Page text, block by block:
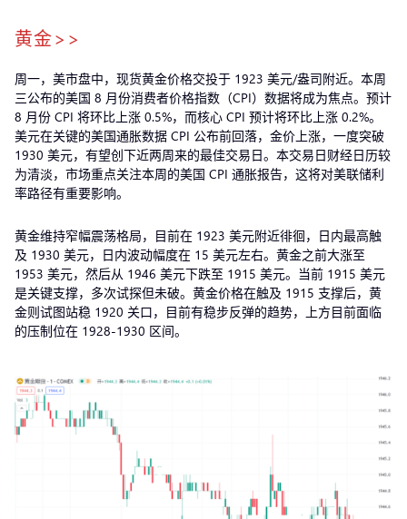
黄金>>
周一，美市盘中，现货黄金价格交投于 1923 美元/盎司附近。本周
三公布的美国 8 月份消费者价格指数（CPI）数据将成为焦点。预计
8 月份 CPI 将环比上涨 0.5%，而核心 CPI 预计将环比上涨 0.2%。
美元在关键的美国通胀数据 CPI 公布前回落，金价上涨，一度突破
1930 美元，有望创下近两周来的最佳交易日。本交易日财经日历较
为清淡，市场重点关注本周的美国 CPI 通胀报告，这将对美联储利
率路径有重要影响。
黄金维持窄幅震荡格局，目前在 1923 美元附近徘徊，日内最高触
及 1930 美元，日内波动幅度在 15 美元左右。黄金之前大涨至
1953 美元，然后从 1946 美元下跌至 1915 美元。当前 1915 美元
是关键支撑，多次试探但未破。黄金价格在触及 1915 支撑后，黄
金则试图站稳 1920 关口，目前有稳步反弹的趋势，上方目前面临
的压制位在 1928-1930 区间。